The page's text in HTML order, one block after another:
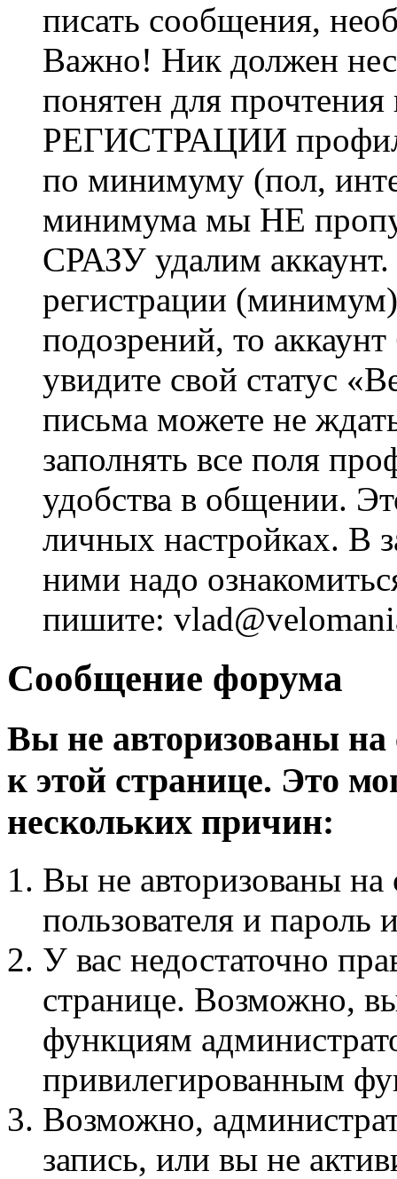
писать сообщения,
Важно! Ник должен
понятен для
РЕГИСТРАЦИИ профиль
по минимуму (пол,
минимума мы НЕ
СРАЗУ удалим
регистрации
подозрений, то
увидите свой статус
письма можете не
заполнять все поля
удобства в общении.
личных настройках. В
ними надо
пишите:
Сообщение форума
Вы не авторизованы на
к этой странице. Это
нескольких причин:
Вы не авторизованы на
пользователя и пароль
У вас недостаточно
странице. Возможно,
функциям
привилегированным
Возможно,
запись, или вы не